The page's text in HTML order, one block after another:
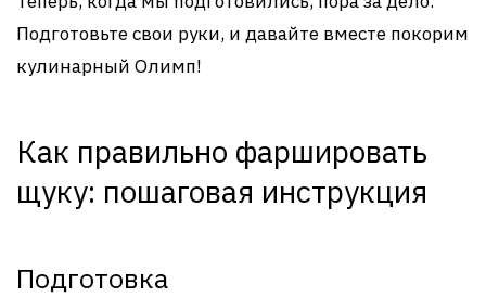
Подготовьте свои руки, и давайте вместе покорим
кулинарный Олимп!
Как правильно фаршировать
щуку: пошаговая инструкция
Подготовка